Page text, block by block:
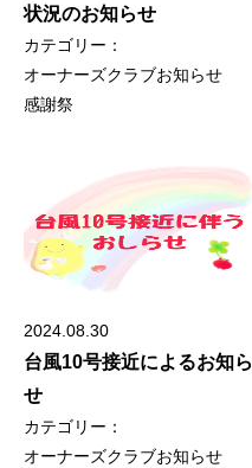
状況のお知らせ
カテゴリー：
オーナーズクラブお知らせ
感謝祭
2024.08.30
台風10号接近によるお知ら
せ
カテゴリー：
オーナーズクラブお知らせ